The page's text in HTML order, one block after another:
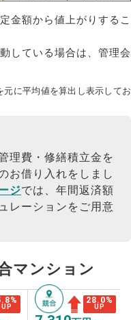
金額から値上がりするこ
している場合は、管理会
に平均値を算出し表示してお
理費・修繕積立金を
お借り入れをしまし
ジでは、年間返済額
レーションをご用意
マンション
%
UP
28.0%
UP